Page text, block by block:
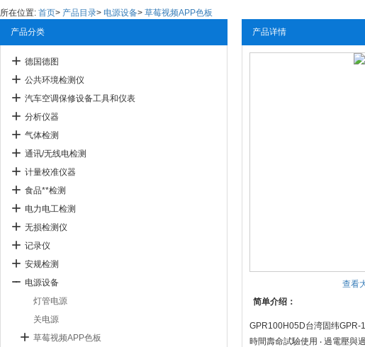
所在位置: 首页> 产品目录> 电源设备> 草莓视频APP色板
产品分类
德国德图
公共环境检测仪
汽车空调保修设备工具和仪表
分析仪器
气体检测
通讯/无线电检测
计量校准仪器
食品**检测
电力电工检测
无损检测仪
记录仪
安规检测
电源设备
灯管电源
关电源
草莓视频APP色板
产品详情
查看
简单介绍：
GPR100H05D台湾固纬GPR-
時間壽命試驗使用 ‧ 過電壓與